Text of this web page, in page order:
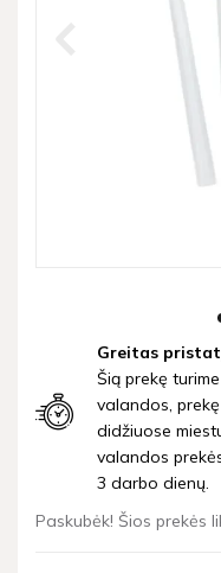
Greitas
Šią prekę
valandos,
didžiuose
valandos
3 darbo dienų.
Paskubėk! Šios prekės